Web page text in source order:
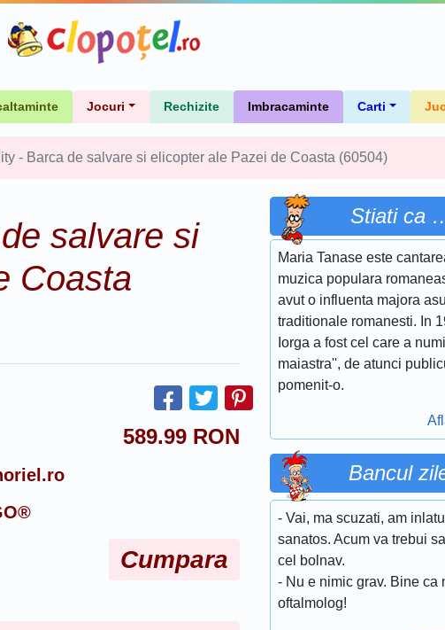
Jocuri Rechizite Imbracaminte Carti
- Barca de salvare si elicopter ale Pazei de Coasta (60504)
salvare si
Coasta
589.99 RON
Cumpara
Stiati ca
Maria Tanase este
muzica populara
avut o influenta majora
traditionale romanesti. In
Iorga a fost cel care a
maiastra'', de atunci
pomenit-o.
Bancul
- Vai, ma scuzati, am
sanatos. Acum va trebui
cel bolnav.
- Nu e nimic grav. Bine ca
oftalmolog!